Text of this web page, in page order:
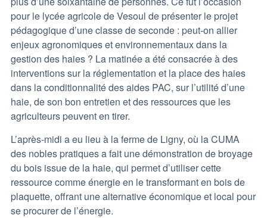
pour le lycée agricole de Vesoul de présenter le projet
pédagogique d’une classe de seconde : peut-on allier
enjeux agronomiques et environnementaux dans la
gestion des haies ? La matinée a été consacrée à des
interventions sur la réglementation et la place des haies
dans la conditionnalité des aides PAC, sur l’utilité d’une
haie, de son bon entretien et des ressources que les
agriculteurs peuvent en tirer.
L’après-midi a eu lieu à la ferme de Ligny, où la CUMA
des nobles pratiques a fait une démonstration de broyage
du bois issue de la haie, qui permet d’utiliser cette
ressource comme énergie en le transformant en bois de
plaquette, offrant une alternative économique et local pour
se procurer de l’énergie.